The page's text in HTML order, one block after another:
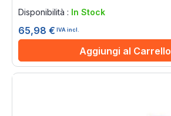
Disponibilità : In Stock
65,98 € IVA incl.
Aggiungi al Carrello